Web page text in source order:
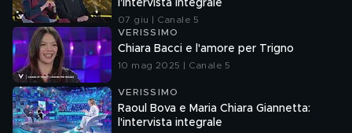
l'intervista integrale
07 giu | Canale 5
VERISSIMO
Chiara Bacci e l'amore per Trigno
10 mag 2025 | Canale 5
VERISSIMO
Raoul Bova e Maria Chiara Giannetta:
l'intervista integrale